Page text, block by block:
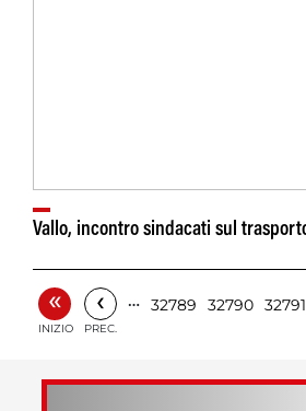
Vallo, incontro sindacati sul
«
INIZIO
‹
PREC.
… 32789 32790 32791